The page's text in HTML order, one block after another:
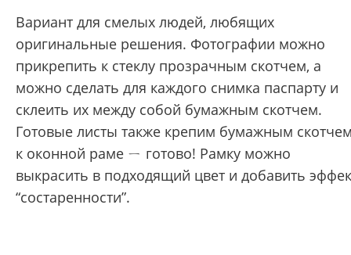
Вариант для смелых людей, любящих
оригинальные решения. Фотографии можно
прикрепить к стеклу прозрачным скотчем, а
можно сделать для каждого снимка паспарту и
склеить их между собой бумажным скотчем.
Готовые листы также крепим бумажным
к оконной раме ㄧ готово! Рамку можно
выкрасить в подходящий цвет и добавить
“состаренности”.